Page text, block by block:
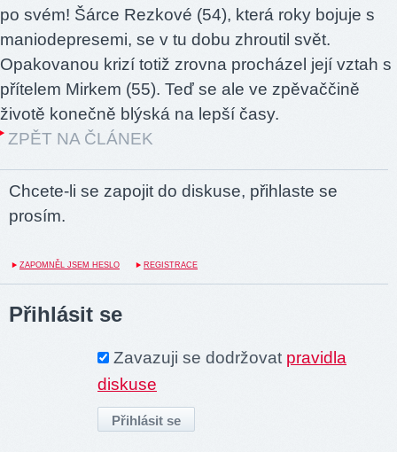
po svém! Šárce Rezkové (54), která roky bojuje s
maniodepresemi, se v tu dobu zhroutil svět.
Opakovanou krizí totiž zrovna procházel její vztah s
přítelem Mirkem (55). Teď se ale ve zpěvaččině
životě konečně blýská na lepší časy.
ZPĚT NA ČLÁNEK
Chcete-li se zapojit do diskuse, přihlaste se
prosím.
ZAPOMNĚL JSEM HESLO REGISTRACE
Přihlásit se
Zavazuji se dodržovat pravidla
diskuse